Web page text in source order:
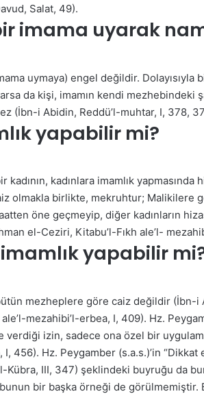
Salat, 49).
imama uyarak
uymaya) engel değildir.
da kişi, imamın kendi mezhebindeki
(İbn-i Abidin, Reddü’l-muhtar, I, 378,
yapabilir mi?
kadınlara imamlık
olmakla birlikte, mekruhtur; Malikilere
öne geçmeyip, diğer kadınların
el-Ceziri, Kitabu’l-Fıkh ale’l-
yapabilir
mezheplere göre caiz değildir (İbn-
mezahibi’l-erbea, I, 409). Hz.
verdiği izin, sadece ona özel bir
456). Hz. Peygamber (s.a.s.)’in
Kübra, III, 347) şeklindeki buyruğu da
bir başka örneği de görülmemiştir.